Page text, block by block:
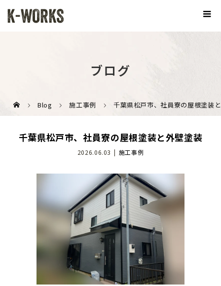
ブログ
Blog 施工事例 千葉県松戸市、社員寮の屋根塗装
千葉県松戸市、社員寮の屋根塗装と外壁塗装
2026.06.03 施工事例